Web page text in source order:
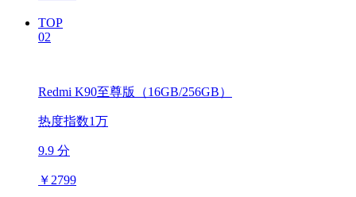
TOP
02
Redmi K90至尊版（16GB/256GB）
热度指数1万
9.9 分
￥ 2799